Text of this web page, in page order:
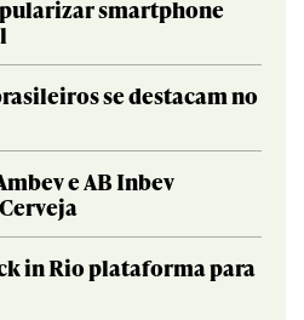
smartphone
se destacam no
e AB Inbev
in Rio plataforma para